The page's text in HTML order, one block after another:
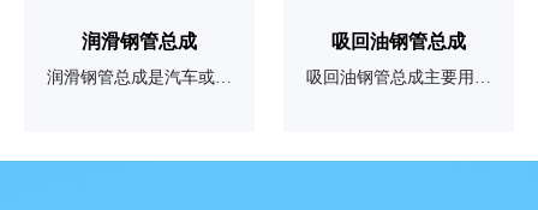
润滑钢管总成
润滑钢管总成是汽车或机
吸回油钢管总成
吸回油钢管总成主要用于